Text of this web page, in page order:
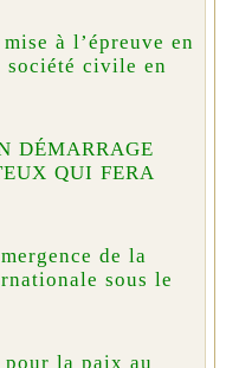
à l’épreuve en
société civile en
DÉMARRAGE
QUI FERA
de la
sous le
pour la paix au